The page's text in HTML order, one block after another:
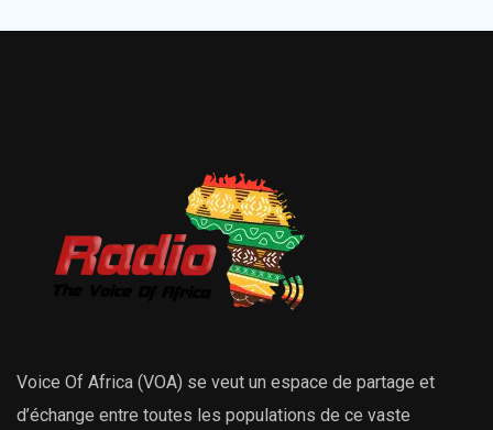
Voice Of Africa (VOA) se veut un espace de partage et
d’échange entre toutes les populations de ce vaste